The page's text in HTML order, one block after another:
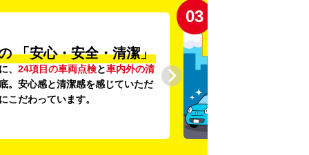
「安心・安全・清潔」
、 24項目の車両点検と車内外の清
。安心感と清潔感を感じていただ
こだわっています。
03